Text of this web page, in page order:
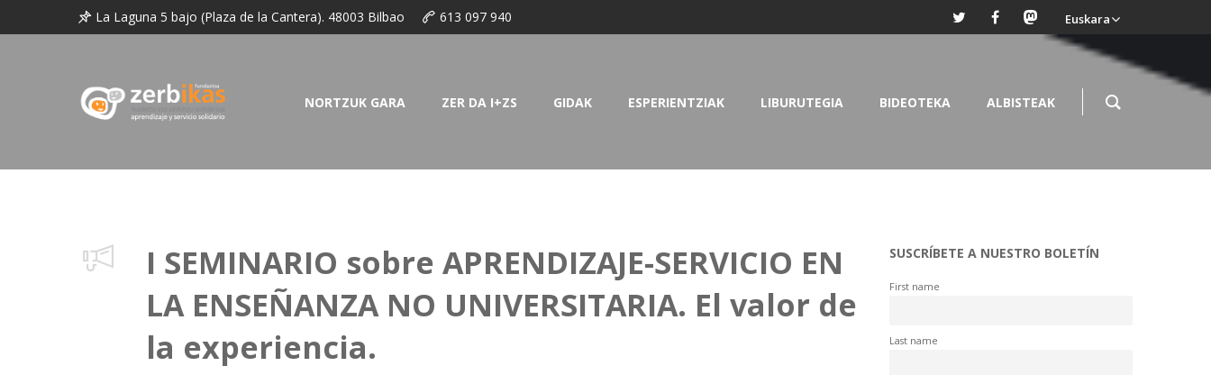
La Laguna 5 bajo (Plaza de la Cantera). 48003 Bilbao 613 097 940 Euskara
NORTZUK GARA ZER DA I+ZS GIDAK ESPERIENTZIAK LIBURUTEGIA BIDEOTEKA ALBISTEAK
I SEMINARIO sobre APRENDIZAJE-SERVICIO EN
LA ENSEÑANZA NO UNIVERSITARIA. El valor de
la experiencia.
SUSCRÍBETE A NUESTRO BOLETÍN
First name
Last name